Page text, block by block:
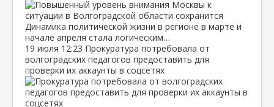
Динамика политической жизни в регионе в марте и
начале апреля стала логическим…
19 июля 12:23 Прокуратура потребовала от
волгоградских педагогов предоставить для
проверки их аккаунты в соцсетях